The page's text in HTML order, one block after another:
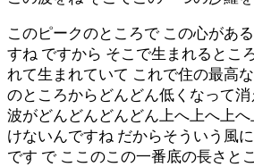
このピークのところで この心があ
すね ですから そこで生まれるとこ
れて生まれていて これで住の最高
のところからどんどん低くなって
波がどんどんどんどん上へ上へ上
けないんですね だからそういう風
です で ここのこの一番底の長さと